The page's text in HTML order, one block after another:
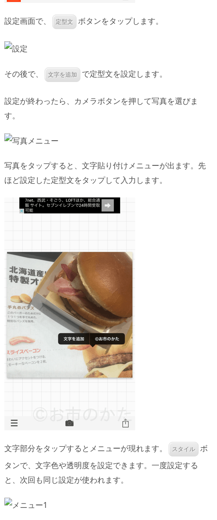
設定画面で、 定型文 ボタンをタップします。
その後で、 文字を追加 で定型文を設定します。
設定が終わったら、カメラボタンを押して写真を選びま
す。
写真をタップすると、文字貼り付けメニューが出ます。先
ほど設定した定型文をタップして入力します。
文字部分をタップするとメニューが現れます。 スタイル
ボ
タンで、文字色や透明度を設定できます。一度設定する
と、次回も同じ設定が使われます。